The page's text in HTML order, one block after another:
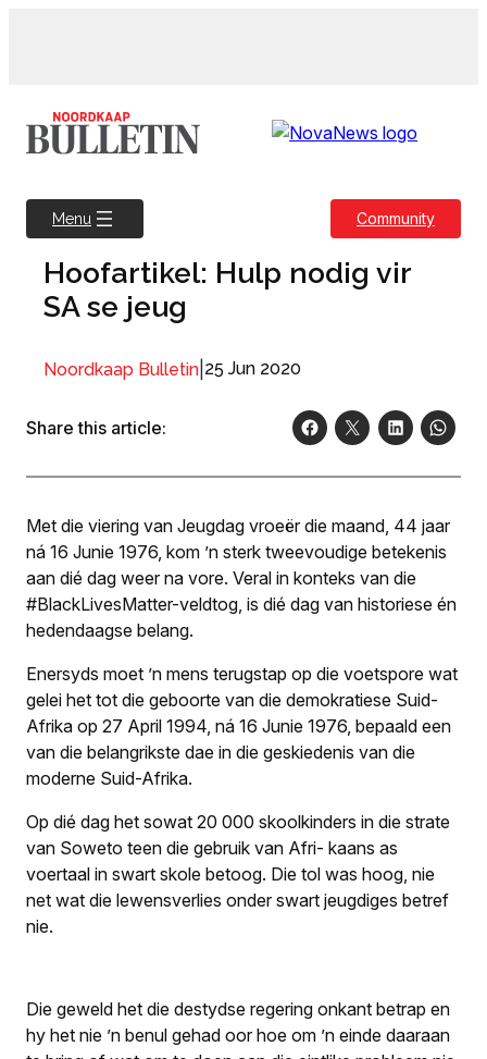
Menu Community
Hoofartikel: Hulp nodig vir
SA se jeug
Noordkaap Bulletin 25 Jun 2020
Share this article:
Met die viering van Jeugdag vroeër die maand, 44 jaar
ná 16 Junie 1976, kom ’n sterk tweevoudige betekenis
aan dié dag weer na vore. Veral in konteks van die
#BlackLivesMatter-veldtog, is dié dag van historiese én
hedendaagse belang.
Enersyds moet ’n mens terugstap op die voetspore wat
gelei het tot die geboorte van die demokratiese Suid-
Afrika op 27 April 1994, ná 16 Junie 1976, bepaald een
van die belangrikste dae in die geskiedenis van die
moderne Suid-Afrika.
Op dié dag het sowat 20 000 skoolkinders in die strate
van Soweto teen die gebruik van Afri- kaans as
voertaal in swart skole betoog. Die tol was hoog, nie
net wat die lewensverlies onder swart jeugdiges betref
nie.
Die geweld het die destydse regering onkant betrap en
hy het nie ’n benul gehad oor hoe om ’n einde daaraan